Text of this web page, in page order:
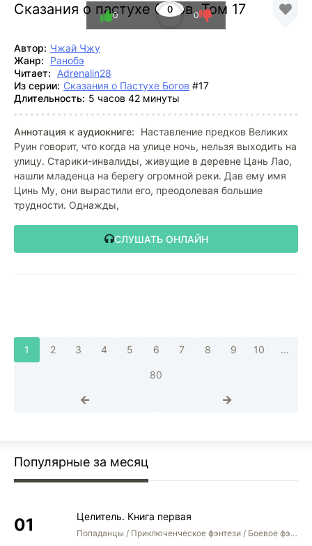
Сказания о пастухе богов. Том 17
0
0 0
Автор: Чжай Чжу
Жанр:
Ранобэ
Читает:
Adrenalin28
Из серии: Сказания о Пастухе Богов #17
Длительность: 5 часов 42 минуты
Аннотация к аудиокниге:
Наставление предков Великих
Руин говорит, что когда на улице ночь, нельзя выходить на
улицу. Старики-инвалиды, живущие в деревне Цань Лао,
нашли младенца на берегу огромной реки. Дав ему имя
Цинь Му, они вырастили его, преодолевая большие
трудности. Однажды,
СЛУШАТЬ ОНЛАЙН
1 2 3 4 5 6 7 8 9 10 ...
80
Популярные за месяц
Целитель. Книга первая
Попаданцы / Приключенческое фэнтези / Боевое фэнтези